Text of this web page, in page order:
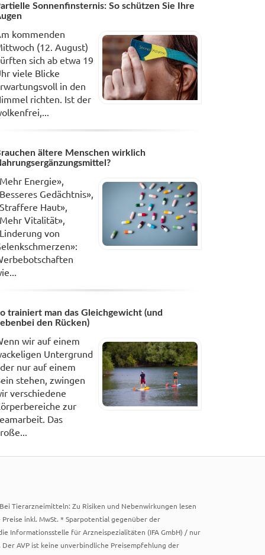
Sonnenfinsternis: So schützen Sie Ihre
kommenden
(12. August)
sich ab etwa 19
viele Blicke
in den
richten. Ist der
ältere Menschen wirklich
Energie»,
Gedächtnis»,
Haut»,
Vitalität»,
von
trainiert man das Gleichgewicht (und
den Rücken)
wir auf einem
Untergrund
nur auf einem
stehen, zwingen
verschiedene
zur
Das
Tierarzneimitteln: Zu Risiken und Nebenwirkungen lesen
inkl. MwSt. * Sparpotential gegenüber der
Informationsstelle für Arzneispezialitäten (IFA GmbH) / nur
AVP ist keine unverbindliche Preisempfehlung der